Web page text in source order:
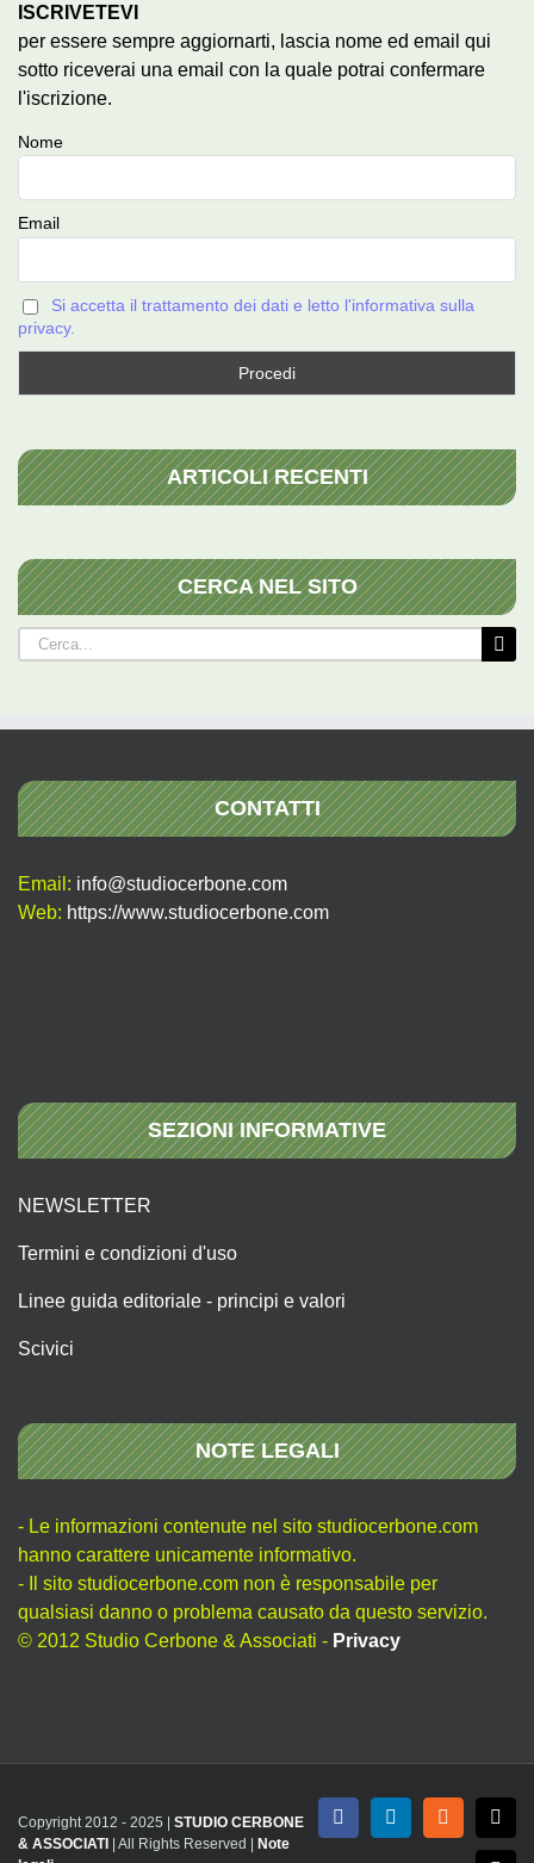
ISCRIVETEVI
per essere sempre aggiornarti, lascia nome ed email qui
sotto riceverai una email con la quale potrai confermare
l'iscrizione.
Nome
Email
Si accetta il trattamento dei dati e letto l'informativa sulla
privacy.
ARTICOLI RECENTI
CERCA NEL SITO
Cerca
per:
CONTATTI
Email: info@studiocerbone.com
Web: https://www.studiocerbone.com
SEZIONI INFORMATIVE
NEWSLETTER
Termini e condizioni d'uso
Linee guida editoriale - principi e valori
Scivici
NOTE LEGALI
- Le informazioni contenute nel sito studiocerbone.com
hanno carattere unicamente informativo.
- Il sito studiocerbone.com non è responsabile per
qualsiasi danno o problema causato da questo servizio.
© 2012 Studio Cerbone & Associati - Privacy
Copyright 2012 - 2025 | STUDIO CERBONE
& ASSOCIATI
| All Rights Reserved |
Note
FacebookLinkedInRss X